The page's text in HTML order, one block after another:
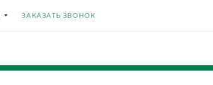
ЗАКАЗАТЬ ЗВОНОК